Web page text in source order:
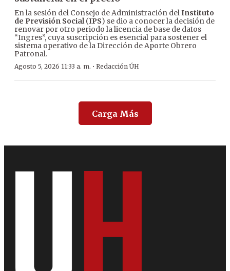
En la sesión del Consejo de Administración delInstituto
de Previsión Social(IPS) se dio a conocer la decisión de
renovar por otro periodo la licencia de base de datos
“Ingres”, cuya suscripción es esencial para sostener el
sistema operativo de la Dirección de Aporte Obrero
Patronal.
Agosto 5, 2026 11:33 a. m. · Redacción ÚH
Carga Más